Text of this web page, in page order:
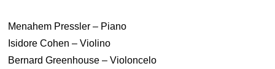
Menahem Pressler – Piano
Isidore Cohen – Violino
Bernard Greenhouse – Violoncelo